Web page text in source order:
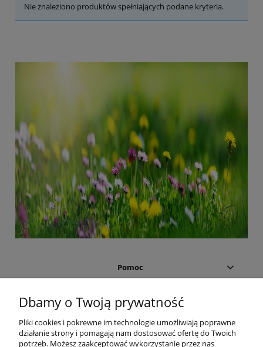
Nie znaleziono produktów spełniających podane kryteria.
Pomoc
Moje konto
Płatności i dostawa
Dbamy o Twoją prywatność
Pliki cookies i pokrewne im technologie umożliwiają poprawne
działanie strony i pomagają nam dostosować ofertę do Twoich
potrzeb. Możesz zaakceptować wykorzystanie przez nas